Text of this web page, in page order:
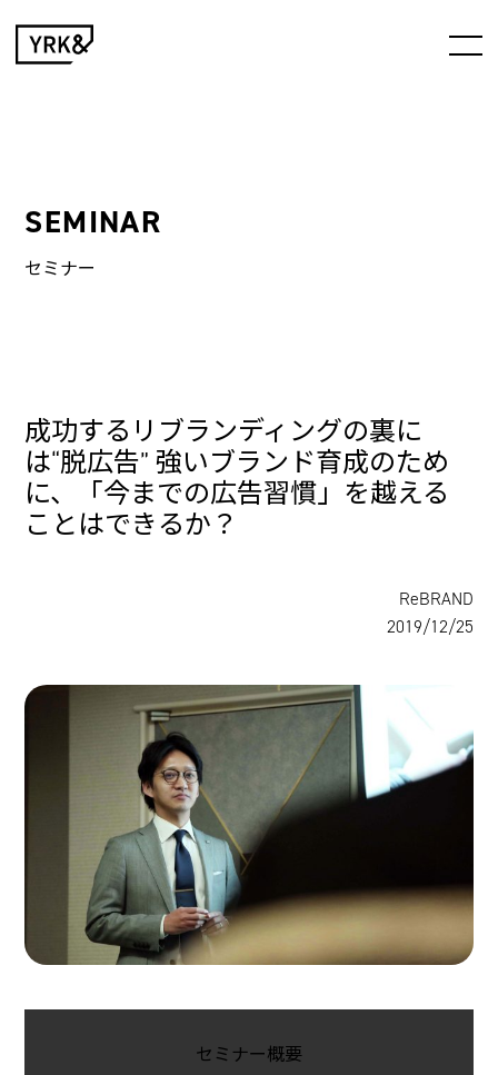
SEMINAR
セミナー
成功するリブランディングの裏に
は“脱広告” 強いブランド育成のため
に、「今までの広告習慣」を越える
ことはできるか？
ReBRAND
2019/12/25
セミナー概要